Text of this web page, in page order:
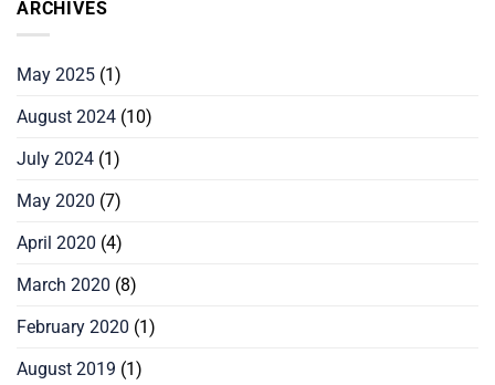
ARCHIVES
May 2025 (1)
August 2024 (10)
July 2024 (1)
May 2020 (7)
April 2020 (4)
March 2020 (8)
February 2020 (1)
August 2019 (1)